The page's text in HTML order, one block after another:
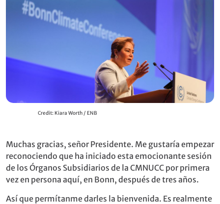
Credit: Kiara Worth / ENB
Muchas gracias, señor Presidente. Me gustaría empezar
reconociendo que ha iniciado esta emocionante sesión
de los Órganos Subsidiarios de la CMNUCC por primera
vez en persona aquí, en Bonn, después de tres años.
Así que permítanme darles la bienvenida. Es realmente